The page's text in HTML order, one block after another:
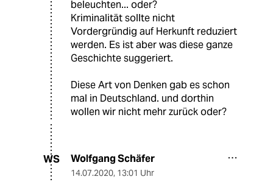
beleuchten... oder?
Kriminalität sollte nicht
Vordergründig auf Herkunft reduziert
werden. Es ist aber was diese ganze
Geschichte suggeriert.
Diese Art von Denken gab es schon
mal in Deutschland. und dorthin
wollen wir nicht mehr zurück oder?
WS Wolfgang Schäfer
14.07.2020, 13:01 Uhr